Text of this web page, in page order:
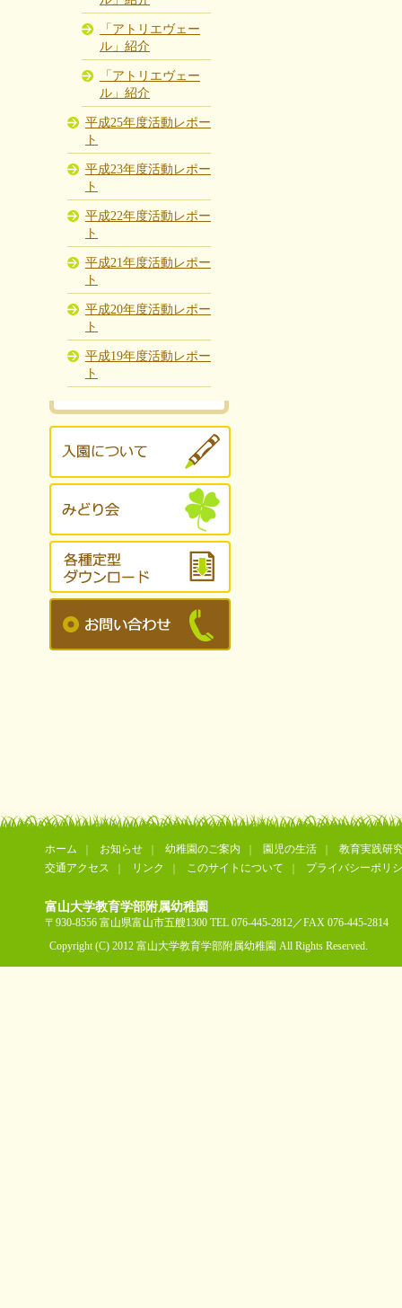
「アトリエヴェー
ル」紹介
「アトリエヴェー
ル」紹介
平成25年度活動レポー
ト
平成23年度活動レポー
ト
平成22年度活動レポー
ト
平成21年度活動レポー
ト
平成20年度活動レポー
ト
平成19年度活動レポー
ト
ホーム お知らせ 幼稚園のご案内 園児の生活
教育実践研
交通アクセス
リンク このサイトについて プライバシーポリ
富山大学教育学部附属幼稚園
〒930-8556 富山県富山市五艘1300 TEL 076-445-2812／FAX 076-445-2814
Copyright (C) 2012 富山大学教育学部附属幼稚園 All Rights Reserved.